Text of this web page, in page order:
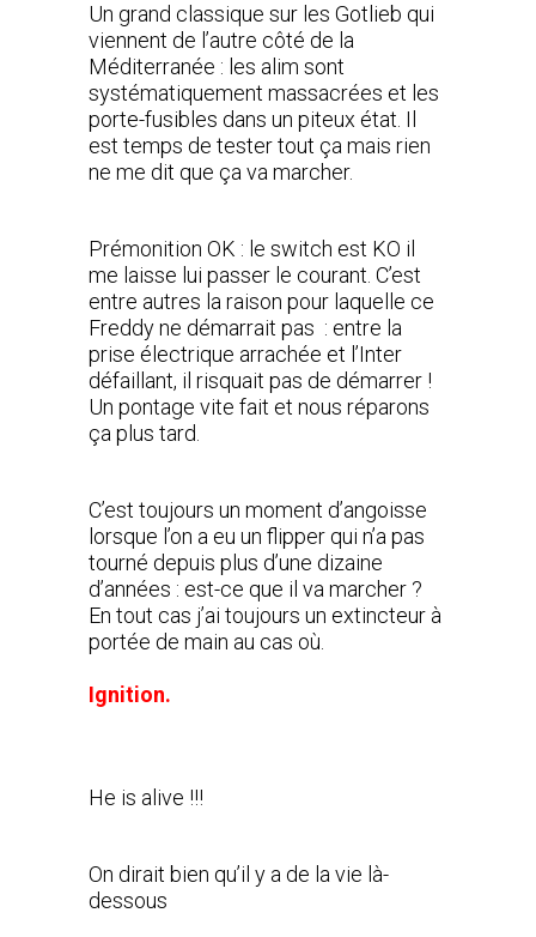
Un grand classique sur les Gotlieb qui
viennent de l’autre côté de la
Méditerranée : les alim sont
systématiquement massacrées et les
porte-fusibles dans un piteux état. Il
est temps de tester tout ça mais rien
ne me dit que ça va marcher.
Prémonition OK : le switch est KO il
me laisse lui passer le courant. C’est
entre autres la raison pour laquelle ce
Freddy ne démarrait pas : entre la
prise électrique arrachée et l’Inter
défaillant, il risquait pas de démarrer !
Un pontage vite fait et nous réparons
ça plus tard.
C’est toujours un moment d’angoisse
lorsque l’on a eu un flipper qui n’a pas
tourné depuis plus d’une dizaine
d’années : est-ce que il va marcher ?
En tout cas j’ai toujours un extincteur à
portée de main au cas où.
Ignition.
He is alive !!!
On dirait bien qu’il y a de la vie là-
dessous